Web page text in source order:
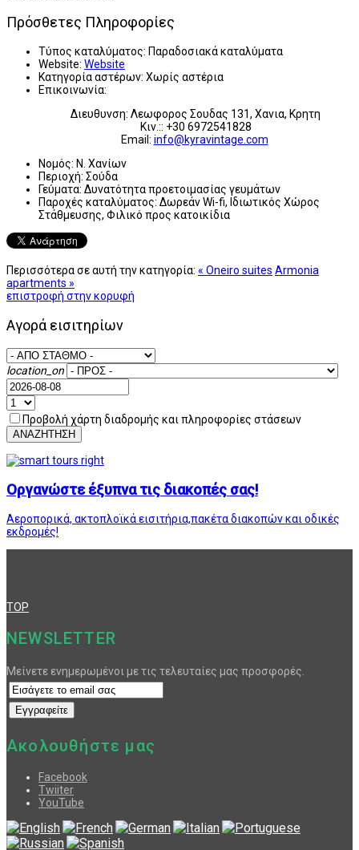
Πρόσθετες Πληροφορίες
Τύπος καταλύματος: Παραδοσιακά καταλύματα
Website: Website
Κατηγορία αστέρων: Χωρίς αστέρια
Επικοινωνία:
Διευθυνση: Λεωφορος Σουδας 131, Χανια, Κρητη
Κιν.:: +30 6972541828
Email: info@kyravintage.com
Νομός: Ν. Χανίων
Περιοχή: Σούδα
Γεύματα: Δυνατότητα προετοιμασίας γευμάτων
Παροχές καταλύματος: Δωρεάν Wi-fi, Ιδιωτικός Χώρος
Στάθμευσης, Φιλικό προς κατοικίδια
Περισσότερα σε αυτή την κατηγορία: « Oneiro suites Armonia
apartments »
επιστροφή στην κορυφή
Αγορά εισιτηρίων
location_on
Προβολή χάρτη διαδρομής και πληροφορίες στάσεων
ΑΝΑΖΗΤΗΣΗ
Οργανώστε έξυπνα τις διακοπές σας!
Αεροπορικά, ακτοπλοϊκά εισιτήρια,πακέτα διακοπών και οδικές
εκδρομές!
TOP
NEWSLETTER
Μείνετε ενημερωμένοι με τις τελευταίες μας προσφορές.
Ακολουθήστε μας
Facebook
Twiiter
YouTube